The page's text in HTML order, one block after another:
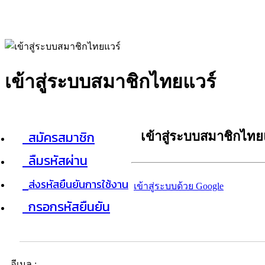
เข้าสู่ระบบสมาชิกไทยแวร์
สมัครสมาชิก
ลืมรหัสผ่าน
ส่งรหัสยืนยันการใช้งาน
กรอกรหัสยืนยัน
เข้าสู่ระบบสมาชิกไท
เข้าสู่ระบบด้วย Google